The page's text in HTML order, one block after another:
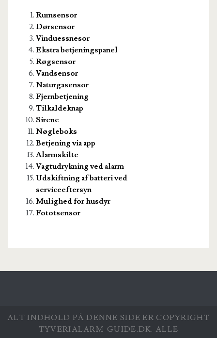
Rumsensor
Dørsensor
Vinduessnesor
Ekstra betjeningspanel
Røgsensor
Vandsensor
Naturgasensor
Fjernbetjening
Tilkaldeknap
Sirene
Nøgleboks
Betjening via app
Alarmskilte
Vagtudrykning ved alarm
Udskiftning af batteri ved
serviceeftersyn
Mulighed for husdyr
Fototsensor
ALT INDHOLD PÅ DENNE SIDE ER COPYRIGHT
TYVERIALARM-GUIDE.DK. ALLE